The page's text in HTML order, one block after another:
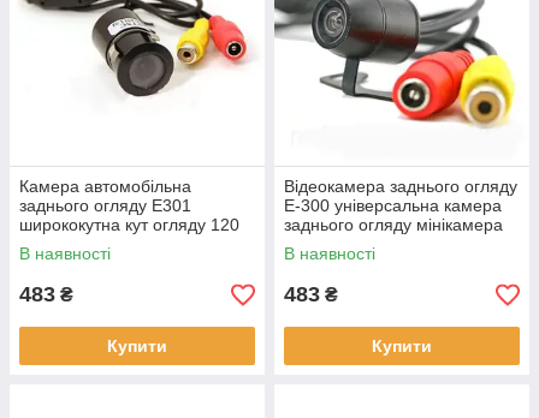
Камера автомобільна
заднього огляду E301
ширококутна кут огляду 120
градусів
В наявності
483 ₴
Купити
Відеокамера заднього огляду
E-300 універсальна камера
заднього огляду мінікамера
для машини
В наявності
483 ₴
Купити